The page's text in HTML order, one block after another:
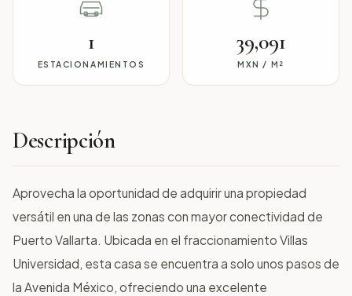
1
ESTACIONAMIENTOS
39,091
MXN / M²
Descripción
Aprovecha la oportunidad de adquirir una propiedad
versátil en una de las zonas con mayor conectividad de
Puerto Vallarta. Ubicada en el fraccionamiento Villas
Universidad, esta casa se encuentra a solo unos pasos de
la Avenida México, ofreciendo una excelente